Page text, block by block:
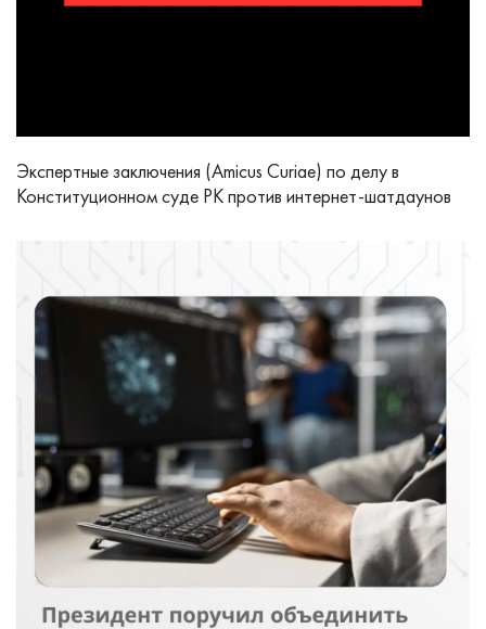
Экспертные заключения (Amicus Curiae) по делу в
Конституционном суде РК против интернет-шатдаунов